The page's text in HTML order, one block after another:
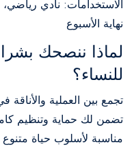
الاستخدامات: نادي
نهاية الأسبوع
لماذا ننصحك
للنساء؟
تجمع بين العملية
تضمن لك حماية وتنظيم
مناسبة لأسلوب حياة